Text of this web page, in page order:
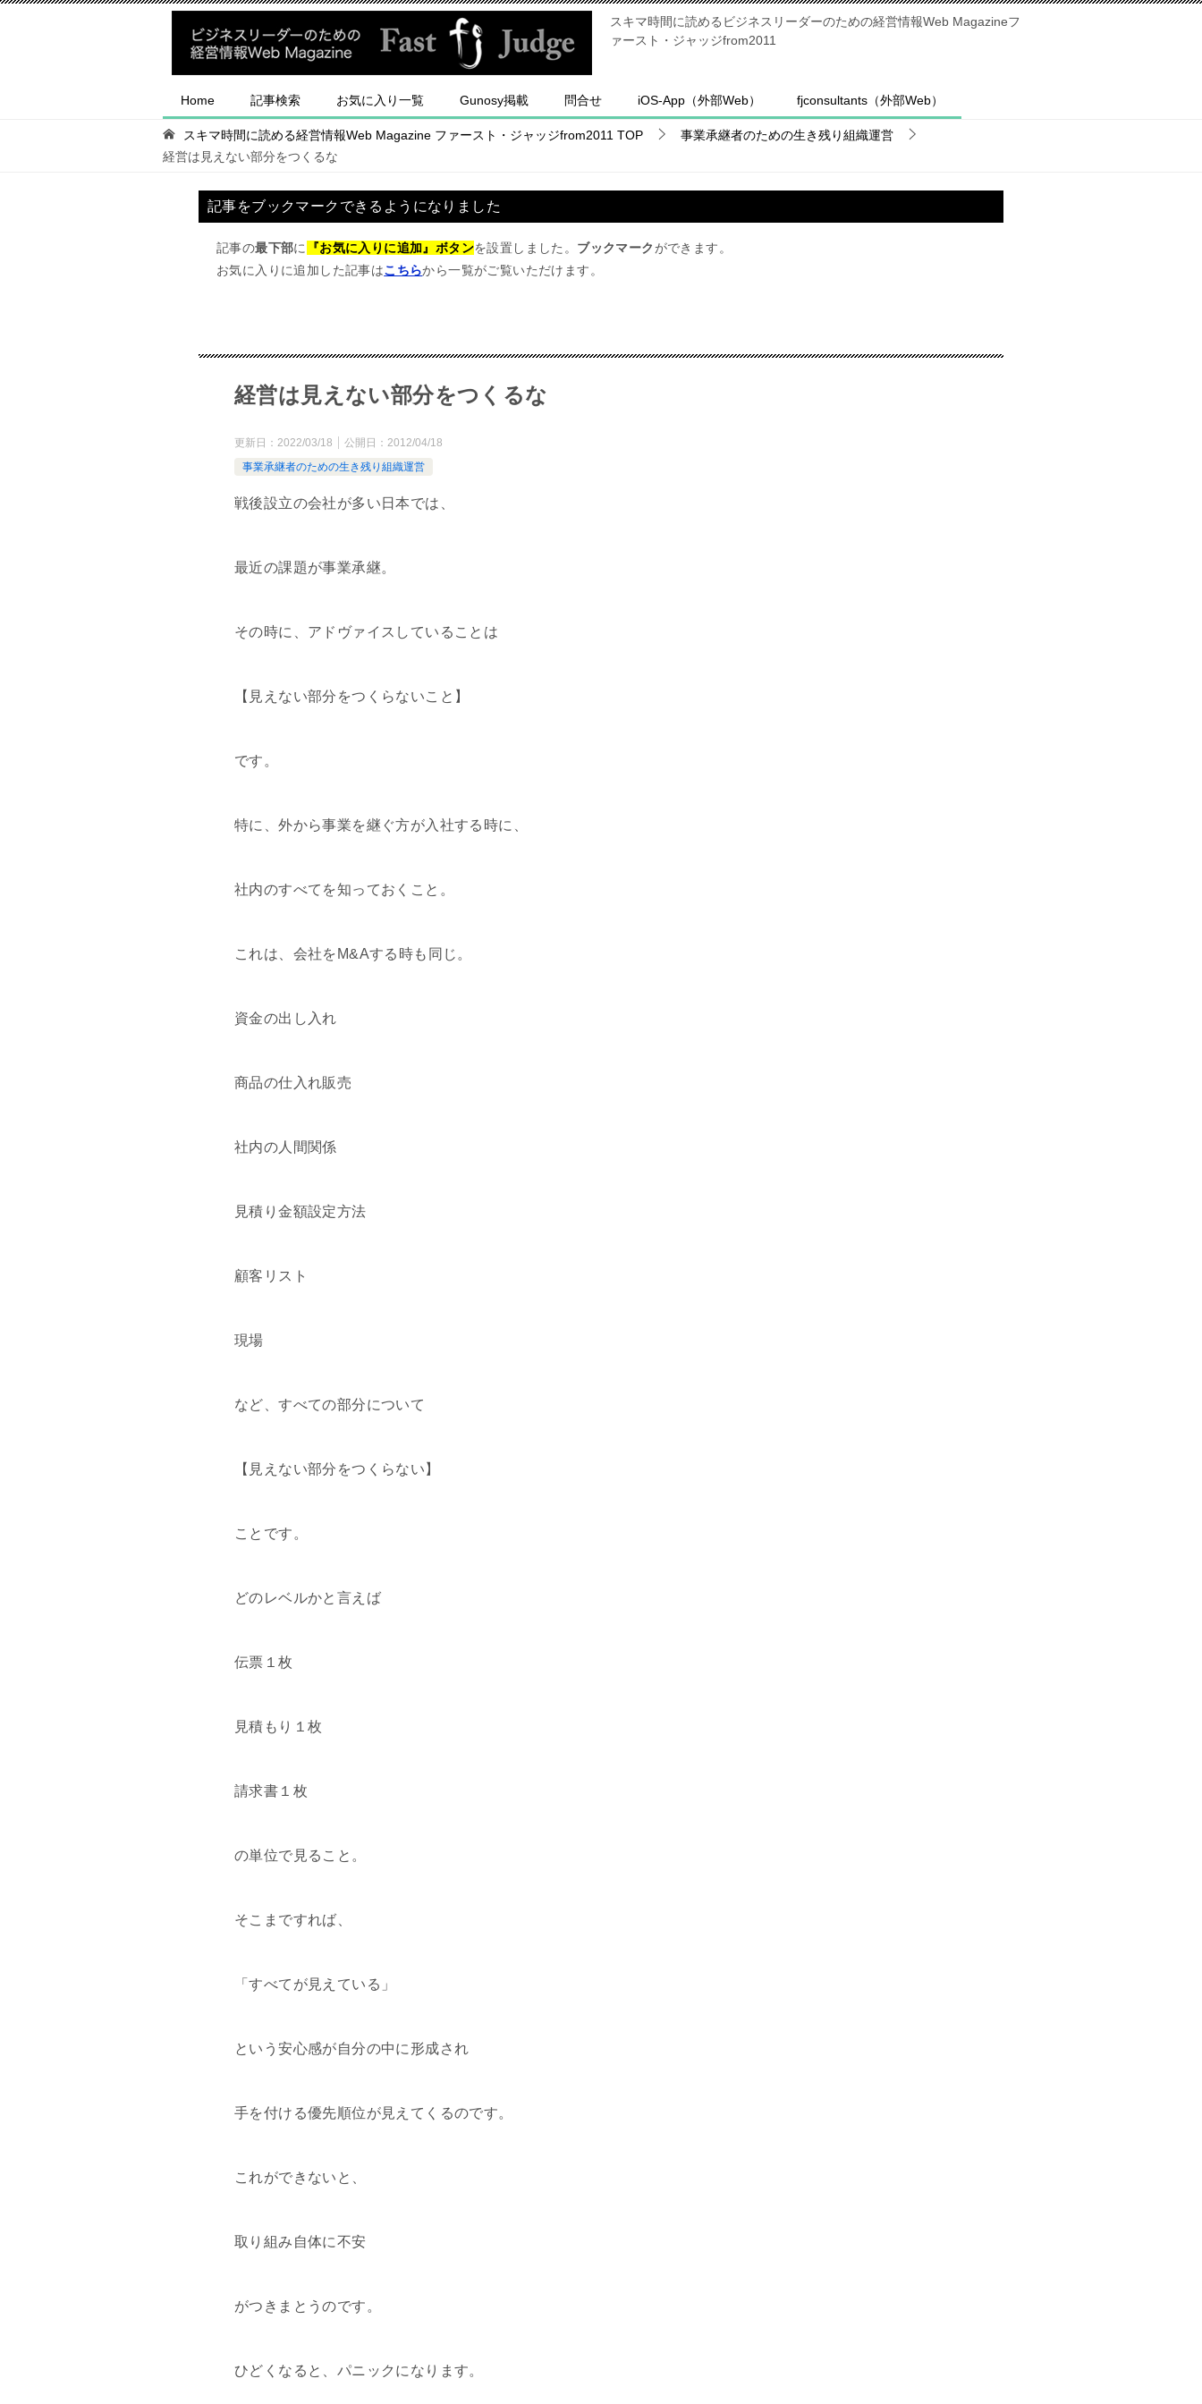
スキマ時間に読めるビジネスリーダーのための経営情報Web Magazineフ
ァースト・ジャッジfrom2011
Home 記事検索 お気に入り一覧 Gunosy掲載 問合せ iOS-App（外部Web） fjconsultants（外部Web）
スキマ時間に読める経営情報Web Magazine ファースト・ジャッジfrom2011 TOP
事業承継者のための生き残り組織運営
経営は見えない部分をつくるな
記事をブックマークできるようになりました
記事の最下部に 『お気に入りに追加』ボタンを設置しました。 ブックマーク ができます。
お気に入りに追加した記事はこちらから一覧がご覧いただけます。
経営は見えない部分をつくるな
更新日： 2022/03/18 公開日： 2012/04/18
事業承継者のための生き残り組織運営
戦後設立の会社が多い日本では、
最近の課題が事業承継。
その時に、アドヴァイスしていることは
【見えない部分をつくらないこと】
です。
特に、外から事業を継ぐ方が入社する時に、
社内のすべてを知っておくこと。
これは、会社をM&Aする時も同じ。
資金の出し入れ
商品の仕入れ販売
社内の人間関係
見積り金額設定方法
顧客リスト
現場
など、すべての部分について
【見えない部分をつくらない】
ことです。
どのレベルかと言えば
伝票１枚
見積もり１枚
請求書１枚
の単位で見ること。
そこまですれば、
「すべてが見えている」
という安心感が自分の中に形成され
手を付ける優先順位が見えてくるのです。
これができないと、
取り組み自体に不安
がつきまとうのです。
ひどくなると、パニックになります。